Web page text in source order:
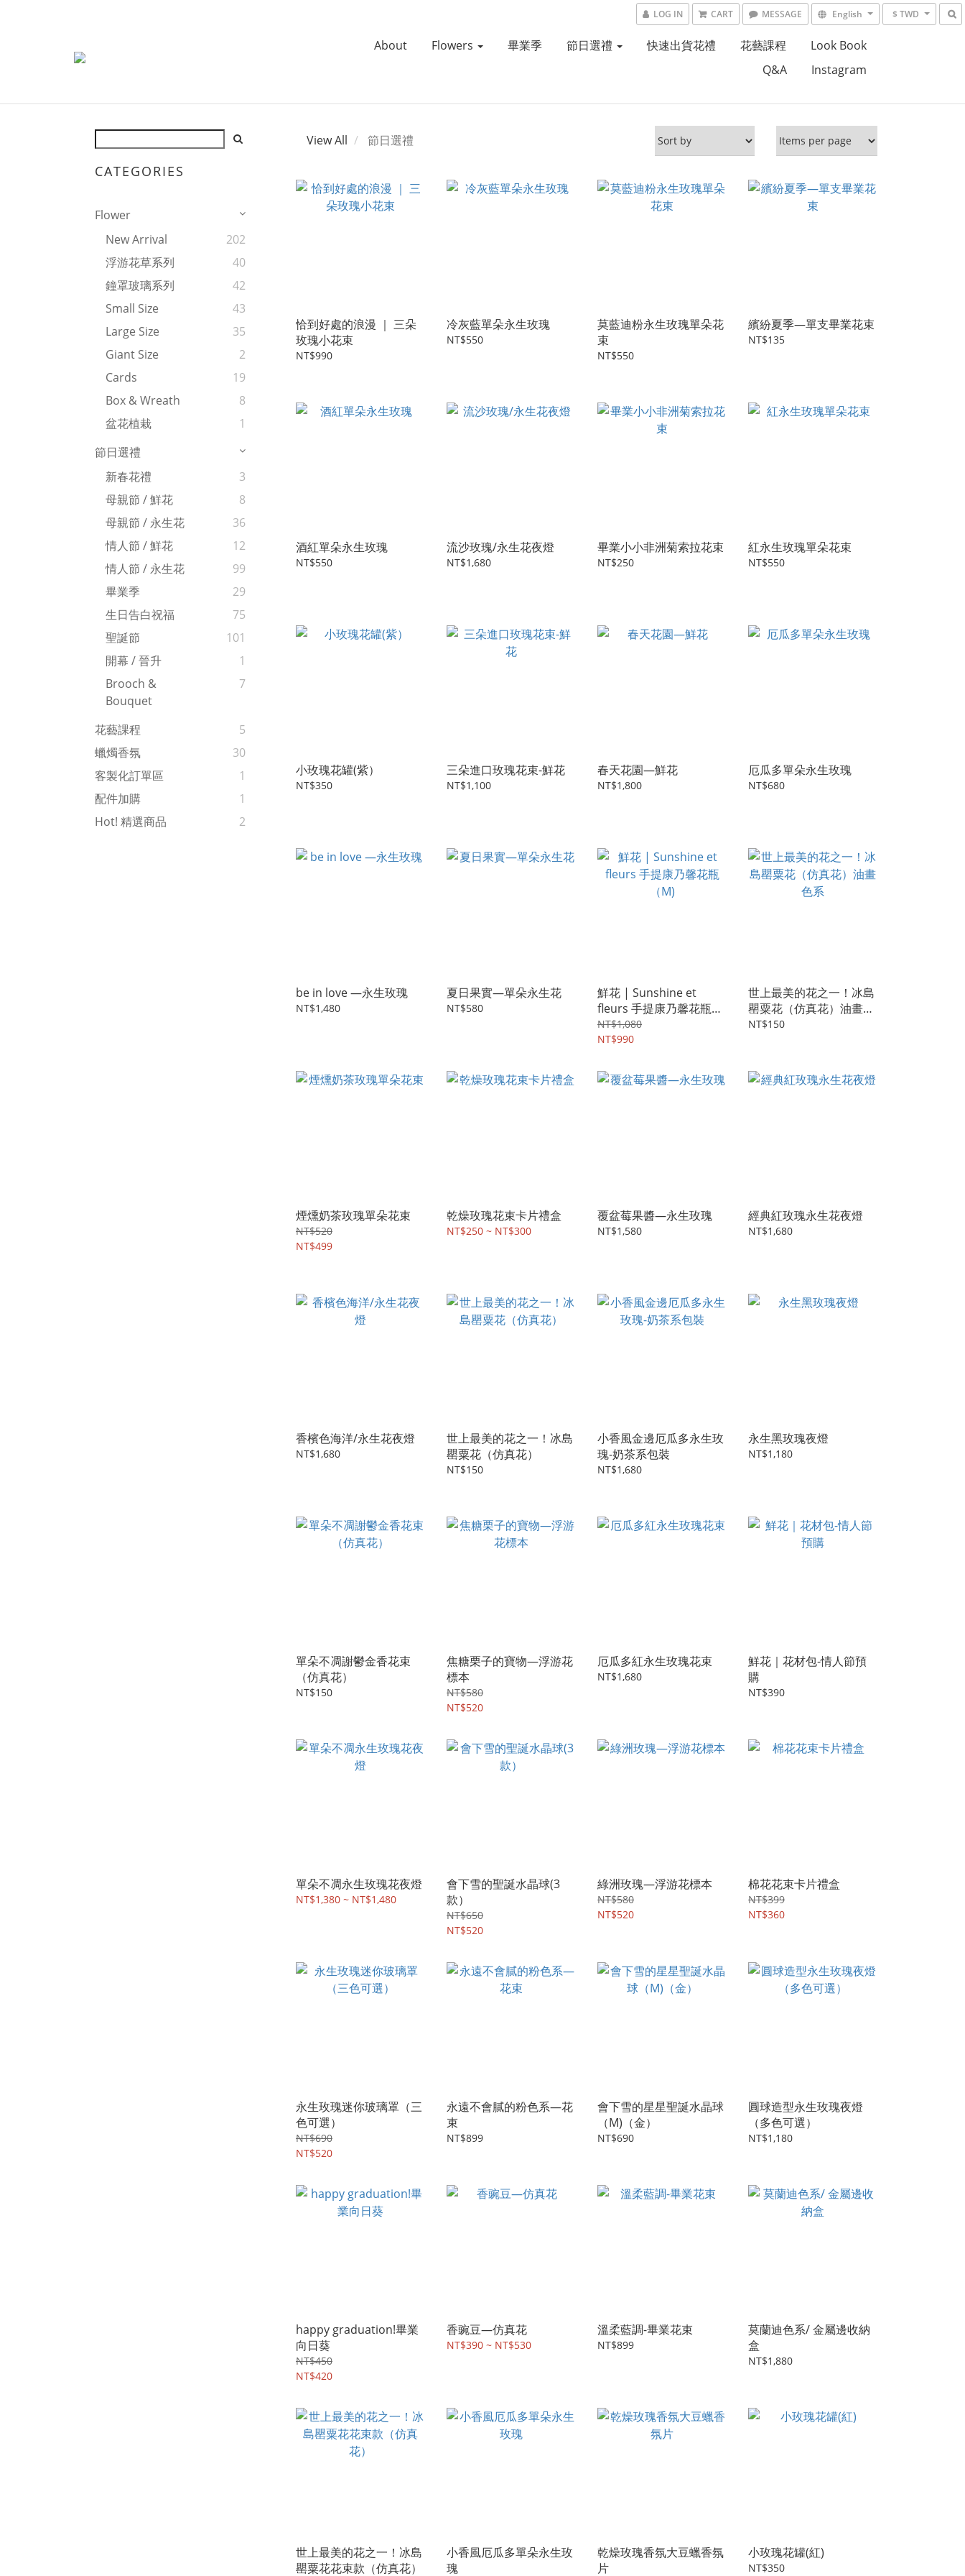
LOG IN CART MESSAGE English $ TWD
About Flowers 畢業季 節日選禮 快速出貨花禮 花藝課程
Look Book
Q&A
Instagram
CATEGORIES
Flower
New Arrival
202
浮游花草系列
40
鐘罩玻璃系列
42
Small Size
43
Large Size
35
Giant Size
2
Cards
19
Box & Wreath
8
盆花植栽
1
節日選禮
新春花禮
3
母親節 / 鮮花
8
母親節 / 永生花
36
情人節 / 鮮花
12
情人節 / 永生花
99
畢業季
29
生日告白祝福
75
聖誕節
101
開幕 / 晉升
1
Brooch &
Bouquet
7
花藝課程
5
蠟燭香氛
30
客製化訂單區
1
配件加購
1
Hot! 精選商品
2
View All 節日選禮
恰到好處的浪漫 ｜ 三朵
玫瑰小花束
NT$990
冷灰藍單朵永生玫瑰
NT$550
莫藍迪粉永生玫瑰單朵花
束
NT$550
繽紛夏季—單支畢業花束
NT$135
酒紅單朵永生玫瑰
NT$550
流沙玫瑰/永生花夜燈
NT$1,680
畢業小小非洲菊索拉花束
NT$250
紅永生玫瑰單朵花束
NT$550
小玫瑰花罐(紫）
NT$350
三朵進口玫瑰花束-鮮花
NT$1,100
春天花園—鮮花
NT$1,800
厄瓜多單朵永生玫瑰
NT$680
be in love —永生玫瑰
NT$1,480
夏日果實—單朵永生花
NT$580
鮮花 | Sunshine et
fleurs 手提康乃馨花瓶
（M)
NT$1,080
NT$990
世上最美的花之一！冰島
罌粟花（仿真花）油畫色
系
NT$150
煙燻奶茶玫瑰單朵花束
NT$520
NT$499
乾燥玫瑰花束卡片禮盒
NT$250 ~ NT$300
覆盆莓果醬—永生玫瑰
NT$1,580
經典紅玫瑰永生花夜燈
NT$1,680
香檳色海洋/永生花夜燈
NT$1,680
世上最美的花之一！冰島
罌粟花（仿真花）
NT$150
小香風金邊厄瓜多永生玫
瑰-奶茶系包裝
NT$1,680
永生黑玫瑰夜燈
NT$1,180
單朵不凋謝鬱金香花束
（仿真花）
NT$150
焦糖栗子的寶物—浮游花
標本
NT$580
NT$520
厄瓜多紅永生玫瑰花束
NT$1,680
鮮花｜花材包-情人節預
購
NT$390
單朵不凋永生玫瑰花夜燈
NT$1,380 ~ NT$1,480
會下雪的聖誕水晶球(3
款）
NT$650
NT$520
綠洲玫瑰—浮游花標本
NT$580
NT$520
棉花花束卡片禮盒
NT$399
NT$360
永生玫瑰迷你玻璃罩（三
色可選）
NT$690
NT$520
永遠不會膩的粉色系—花
束
NT$899
會下雪的星星聖誕水晶球
（M)（金）
NT$690
圓球造型永生玫瑰夜燈
（多色可選）
NT$1,180
happy graduation!畢業
向日葵
NT$450
NT$420
香豌豆—仿真花
NT$390 ~ NT$530
溫柔藍調-畢業花束
NT$899
莫蘭迪色系/ 金屬邊收納
盒
NT$1,880
世上最美的花之一！冰島
罌粟花花束款（仿真花）
小香風厄瓜多單朵永生玫
瑰
乾燥玫瑰香氛大豆蠟香氛
片
小玫瑰花罐(紅)
NT$350